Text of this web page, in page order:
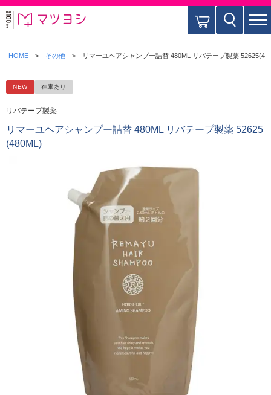
HOME その他 リマーユヘアシャンプー詰替 480ML リバテープ製薬
NEW 在庫あり
リバテープ製薬
リマーユヘアシャンプー詰替 480ML リバテープ製薬 52625
(480ML)